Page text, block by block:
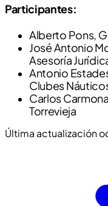
Participantes:
Alberto Pons,
José Antonio
Asesoría
Antonio
Clubes
Carlos
Torrevieja
Última actualización